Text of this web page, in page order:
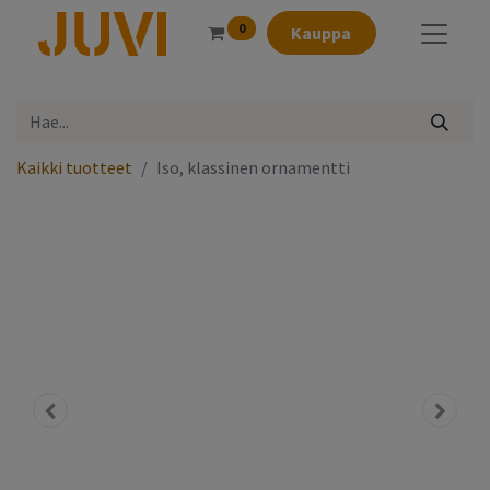
0 Kauppa
Kaikki tuotteet Iso, klassinen ornamentti